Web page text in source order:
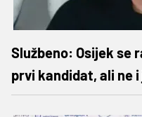
Službeno: Osijek se
prvi kandidat, ali ne